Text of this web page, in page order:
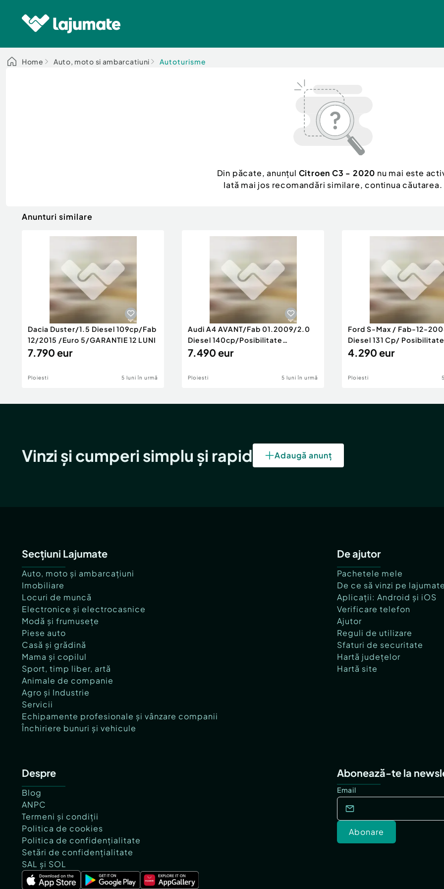
Home Auto, moto si ambarcatiuni Autoturisme
Din păcate, anunțul Citroen C3 - 2020 nu mai este
Iată mai jos recomandări similare, continua căutarea.
Anunturi similare
Dacia Duster/1.5 Diesel 109cp/Fab
12/2015 /Euro 5/GARANTIE 12 LUNI
7.790 eur
Ploiesti 5 luni în urmă
Audi A4 AVANT/Fab 01.2009/2.0
Diesel 140cp/Posibilitate
Rate/GARANTIE
7.490 eur
Ploiesti 5 luni în urmă
Ford S-Max / Fab-12-
Diesel 131 Cp/
4.290 eur
Ploiesti
Vinzi și cumperi simplu și rapid Adaugă anunț
Secțiuni Lajumate
Auto, moto și ambarcațiuni
Imobiliare
Locuri de muncă
Electronice și electrocasnice
Modă și frumusețe
Piese auto
Casă și grădină
Mama și copilul
Sport, timp liber, artă
Animale de companie
Agro și Industrie
Servicii
Echipamente profesionale și vânzare companii
Închiriere bunuri și vehicule
De ajutor
Pachetele mele
De ce să vinzi pe
Aplicații: Android și iOS
Verificare telefon
Ajutor
Reguli de utilizare
Sfaturi de securitate
Hartă județelor
Hartă site
Despre
Blog
ANPC
Termeni și condiții
Politica de cookies
Politica de confidențialitate
Setări de confidențialitate
SAL și SOL
Abonează-te la
Email
Abonare